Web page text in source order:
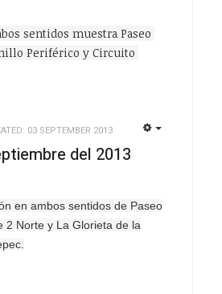
sentidos muestra Paseo
Periférico y Circuito
03 SEPTEMBER 2013
del 2013
en ambos sentidos de Paseo
2 Norte y La Glorieta de la